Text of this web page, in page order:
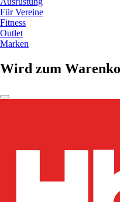
Für Vereine
Fitness
Outlet
Marken
Wird zum